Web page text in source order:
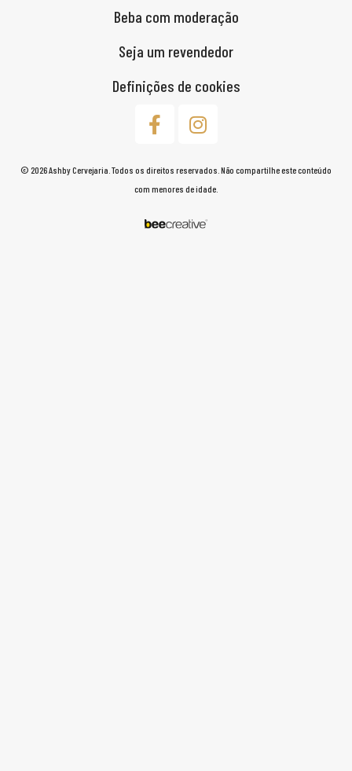
Beba com moderação
Seja um revendedor
Definições de cookies
© 2026 Ashby Cervejaria. Todos os direitos reservados. Não compartilhe este conteúdo
com menores de idade.